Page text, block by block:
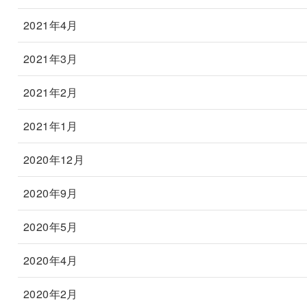
2021年4月
2021年3月
2021年2月
2021年1月
2020年12月
2020年9月
2020年5月
2020年4月
2020年2月